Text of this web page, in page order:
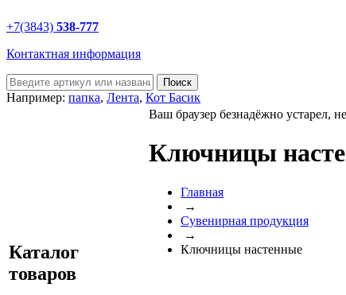
+7(3843) 538-777
Контактная информация
Например: папка, Лента, Кот Басик
Каталог
товаров
Ваш браузер безнадёжно устарел,
Ключницы
Главная
→
Сувенирная продукция
→
Ключницы настенные